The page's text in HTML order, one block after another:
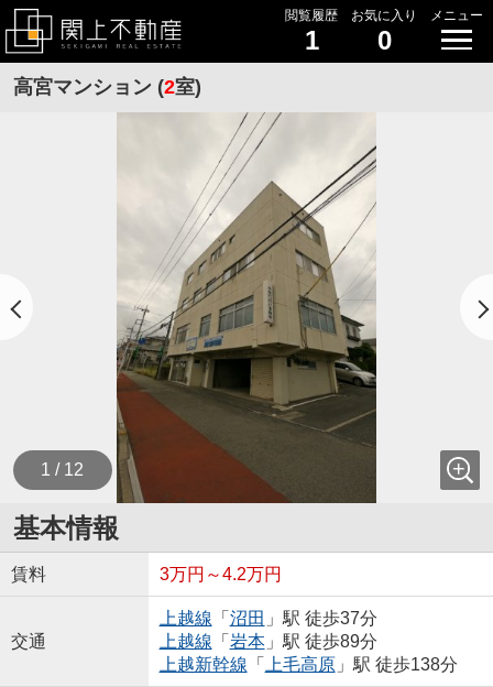
閲覧履歴
1
お気に入り
0
メニュー
高宮マンション (2室)
1 / 12
基本情報
賃料 3万円～4.2万円
交通
上越線 「 沼田 」駅 徒歩37分
上越線 「 岩本」駅 徒歩89分
上越新幹線 「 上毛高原」駅 徒歩138分